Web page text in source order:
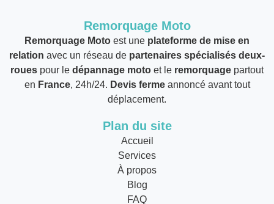
Remorquage Moto
Remorquage Moto est une plateforme de mise en
relation avec un réseau de partenaires spécialisés deux-
roues pour le dépannage moto et le remorquage partout
en France, 24h/24. Devis fermeannoncé avant tout
déplacement.
Plan du site
Accueil
Services
À propos
Blog
FAQ